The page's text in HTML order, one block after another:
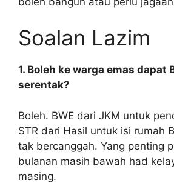
Soalan Lazim
1. Boleh ke warga emas dapat
serentak?
Boleh. BWE dari JKM untuk
STR dari Hasil untuk isi rumah
tak bercanggah. Yang penting
bulanan masih bawah had
masing.